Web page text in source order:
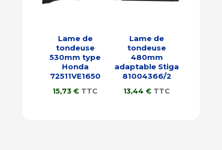
Lame de
tondeuse
530mm type
Honda
72511VE1650
15,73€ TTC
Lame de
tondeuse
480mm
adaptable Stiga
81004366/2
13,44€ TTC